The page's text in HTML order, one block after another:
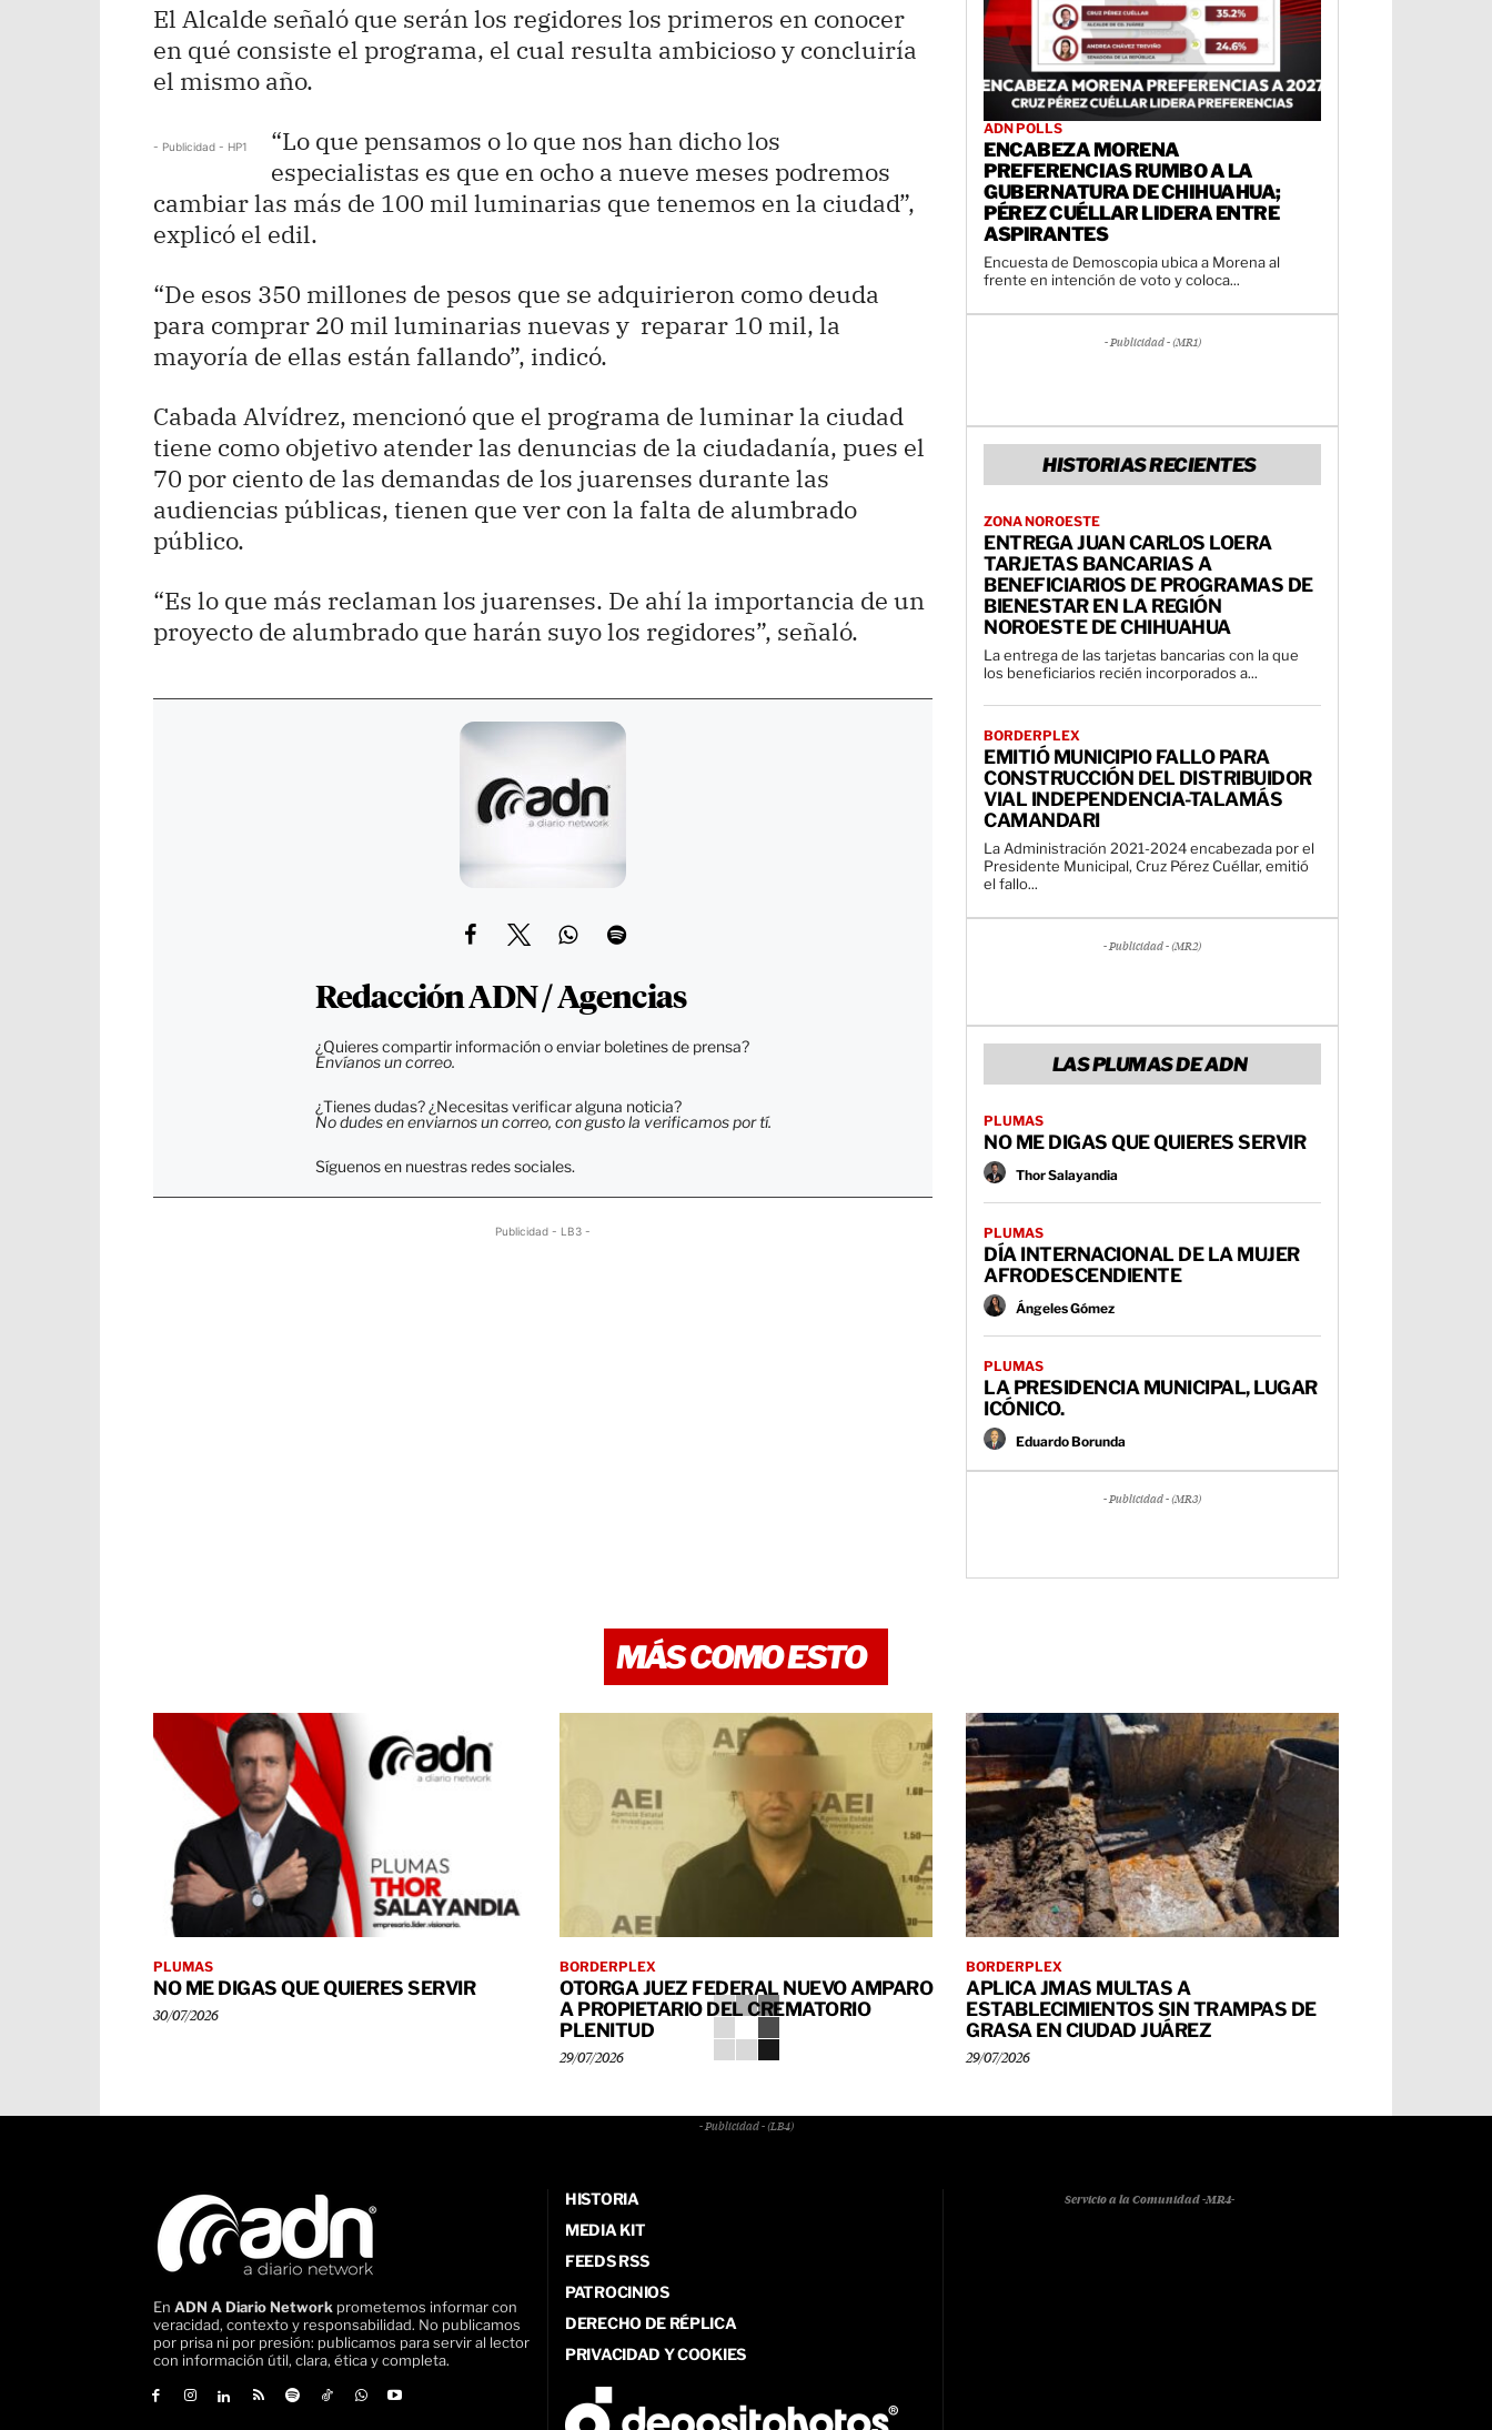
El Alcalde señaló que serán los regidores los primeros en conocer
en qué consiste el programa, el cual resulta ambicioso y concluiría
el mismo año.
- Publicidad - HP1
“Lo que pensamos o lo que nos han dicho los
especialistas es que en ocho a nueve meses podremos
cambiar las más de 100 mil luminarias que tenemos en la ciudad”,
explicó el edil.
“De esos 350 millones de pesos que se adquirieron como deuda
para comprar 20 mil luminarias nuevas y reparar 10 mil, la
mayoría de ellas están fallando”, indicó.
Cabada Alvídrez, mencionó que el programa de luminar la ciudad
tiene como objetivo atender las denuncias de la ciudadanía, pues el
70 por ciento de las demandas de los juarenses durante las
audiencias públicas, tienen que ver con la falta de alumbrado
público.
“Es lo que más reclaman los juarenses. De ahí la importancia de un
proyecto de alumbrado que harán suyo los regidores”, señaló.
Redacción ADN / Agencias
¿Quieres compartir información o enviar boletines de prensa?
Envíanos un correo.
¿Tienes dudas? ¿Necesitas verificar alguna noticia?
No dudes en enviarnos un correo, con gusto la verificamos por tí.
Síguenos en nuestras redes sociales.
Publicidad - LB3 -
ADN POLLS
ENCABEZA MORENA
PREFERENCIAS RUMBO A LA
GUBERNATURA DE CHIHUAHUA;
PÉREZ CUÉLLAR LIDERA ENTRE
ASPIRANTES
Encuesta de Demoscopia ubica a Morena al
frente en intención de voto y coloca...
- Publicidad - (MR1)
HISTORIAS RECIENTES
ZONA NOROESTE
ENTREGA JUAN CARLOS LOERA
TARJETAS BANCARIAS A
BENEFICIARIOS DE PROGRAMAS DE
BIENESTAR EN LA REGIÓN
NOROESTE DE CHIHUAHUA
La entrega de las tarjetas bancarias con la que
los beneficiarios recién incorporados a...
BORDERPLEX
EMITIÓ MUNICIPIO FALLO PARA
CONSTRUCCIÓN DEL DISTRIBUIDOR
VIAL INDEPENDENCIA-TALAMÁS
CAMANDARI
La Administración 2021-2024 encabezada por el
Presidente Municipal, Cruz Pérez Cuéllar, emitió
el fallo...
- Publicidad - (MR2)
LAS PLUMAS DE ADN
PLUMAS
NO ME DIGAS QUE QUIERES SERVIR
Thor Salayandia
PLUMAS
DÍA INTERNACIONAL DE LA MUJER
AFRODESCENDIENTE
Ángeles Gómez
PLUMAS
LA PRESIDENCIA MUNICIPAL, LUGAR
ICÓNICO.
Eduardo Borunda
- Publicidad - (MR3)
MÁS COMO ESTO
PLUMAS
NO ME DIGAS QUE QUIERES SERVIR
30/07/2026
BORDERPLEX
OTORGA JUEZ FEDERAL NUEVO AMPARO
A PROPIETARIO DEL CREMATORIO
PLENITUD
29/07/2026
BORDERPLEX
APLICA JMAS MULTAS A
ESTABLECIMIENTOS SIN TRAMPAS DE
GRASA EN CIUDAD JUÁREZ
29/07/2026
- Publicidad - (LB4)
En ADN A Diario Network prometemos informar con
veracidad, contexto y responsabilidad. No publicamos
por prisa ni por presión: publicamos para servir al lector
con información útil, clara, ética y completa.
HISTORIA
MEDIA KIT
FEEDS RSS
PATROCINIOS
DERECHO DE RÉPLICA
PRIVACIDAD Y COOKIES
Servicio a la Comunidad -MR4-